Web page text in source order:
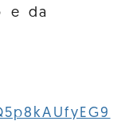
e da